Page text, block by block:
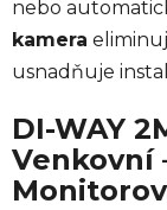
nebo
kamera
usnadňuje
DI-WAY
Venkovní